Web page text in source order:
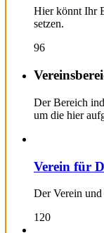
Hier könnt Ihr
setzen.
96
Der Bereich
um die hier
Verein für
Der Verein und
120